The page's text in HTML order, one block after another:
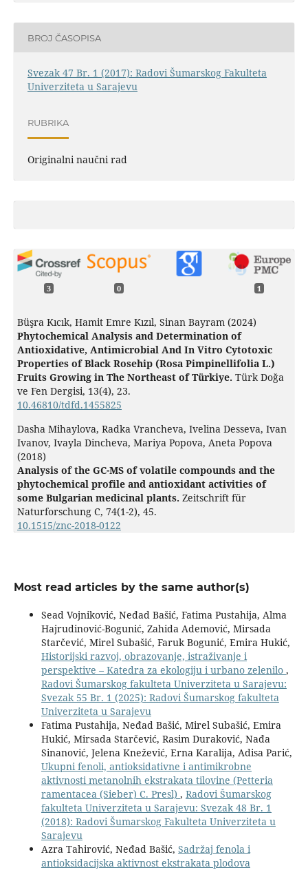
BROJ ČASOPISA
Svezak 47 Br. 1 (2017): Radovi Šumarskog Fakulteta
Univerziteta u Sarajevu
RUBRIKA
Originalni naučni rad
3 0 1
Büşra Kıcık, Hamit Emre Kızıl, Sinan Bayram (2024)
Phytochemical Analysis and Determination of
Antioxidative, Antimicrobial And In Vitro Cytotoxic
Properties of Black Rosehip (Rosa Pimpinellifolia L.)
Fruits Growing in The Northeast of Türkiye. Türk Doğa
ve Fen Dergisi, 13(4), 23.
10.46810/tdfd.1455825
Dasha Mihaylova, Radka Vrancheva, Ivelina Desseva, Ivan
Ivanov, Ivayla Dincheva, Mariya Popova, Aneta Popova
(2018)
Analysis of the GC-MS of volatile compounds and the
phytochemical profile and antioxidant activities of
some Bulgarian medicinal plants. Zeitschrift für
Naturforschung C, 74(1-2), 45.
10.1515/znc-2018-0122
Most read articles by the same author(s)
Sead Vojniković, Neđad Bašić, Fatima Pustahija, Alma
Hajrudinović-Bogunić, Zahida Ademović, Mirsada
Starčević, Mirel Subašić, Faruk Bogunić, Emira Hukić,
Historijski razvoj, obrazovanje, istraživanje i
perspektive – Katedra za ekologiju i urbano zelenilo ,
Radovi Šumarskog fakulteta Univerziteta u Sarajevu:
Svezak 55 Br. 1 (2025): Radovi Šumarskog fakulteta
Univerziteta u Sarajevu
Fatima Pustahija, Neđad Bašić, Mirel Subašić, Emira
Hukić, Mirsada Starčević, Rasim Duraković, Nađa
Sinanović, Jelena Knežević, Erna Karalija, Adisa Parić,
Ukupni fenoli, antioksidativne i antimikrobne
aktivnosti metanolnih ekstrakata tilovine (Petteria
ramentacea (Sieber) C. Presl) , Radovi Šumarskog
fakulteta Univerziteta u Sarajevu: Svezak 48 Br. 1
(2018): Radovi Šumarskog Fakulteta Univerziteta u
Sarajevu
Azra Tahirović, Neđad Bašić, Sadržaj fenola i
antioksidacijska aktivnost ekstrakata plodova